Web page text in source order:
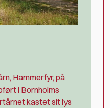
Hammerfyr, på
i Bornholms
kastet sit lys